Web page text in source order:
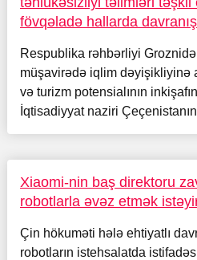
fövqəladə hallarda
Respublika rəhbərliyi
müşavirədə iqlim dəyişikliyinə
və turizm potensialının
İqtisadiyyat naziri
Xiaomi-nin baş direktoru
robotlarla əvəz etmək
Çin hökuməti hələ ehtiyatlı
robotların istehsalatda